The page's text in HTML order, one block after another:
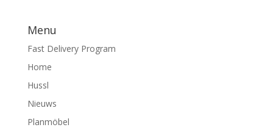
Menu
Fast Delivery Program
Home
Hussl
Nieuws
Planmöbel